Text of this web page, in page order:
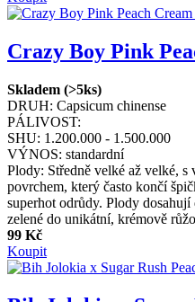
Crazy Boy Pink
Skladem (>5ks)
DRUH: Capsicum chinense
PÁLIVOST:
SHU: 1.200.000 - 1.500.000
VÝNOS: standardní
Plody: Středně velké až velké,
povrchem, který často končí
superhot odrůdy. Plody
zelené do unikátní, krémově
99 Kč
Koupit